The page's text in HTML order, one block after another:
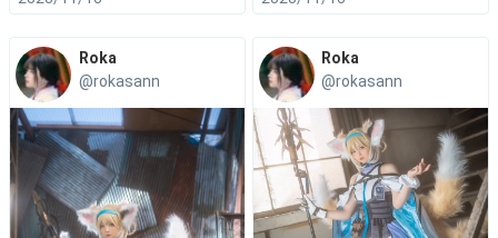
Roka
@rokasann
Roka
@rokasann